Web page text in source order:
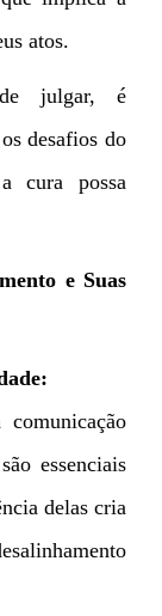
atos.
julgar, é
desafios do
cura possa
e Suas
essenciais
delas cria